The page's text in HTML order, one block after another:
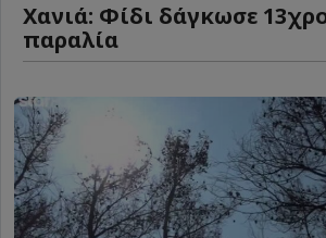
Χανιά: Φίδι δάγκωσε
παραλία